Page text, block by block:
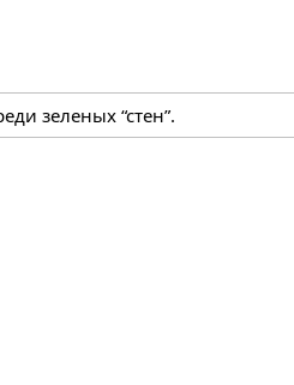
зеленых “стен”.